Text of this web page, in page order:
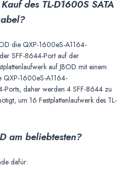
des TL-D1600S SATA
die QXP-1600eS-A1164-
SFF-8644-Port auf der
auf JBOD mit einem
QXP-1600eS-A1164-
Ports, daher werden 4 SFF-8644 zu
um 16 Festplattenlaufwerk des TL-
am beliebtesten?
dafür: